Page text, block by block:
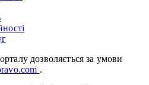
дозволяється за умови
.